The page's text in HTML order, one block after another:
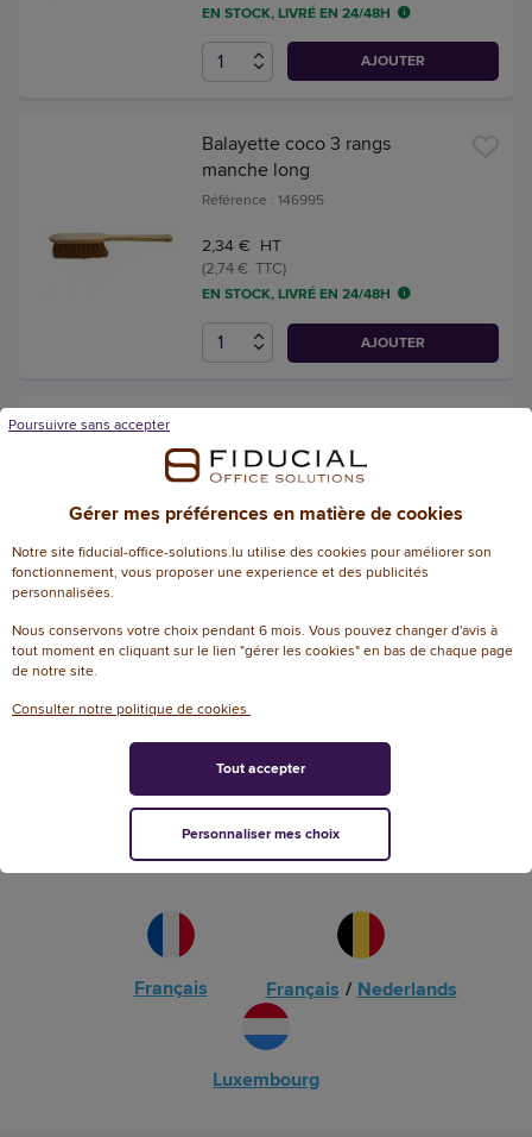
EN STOCK, LIVRÉ EN 24/48H
AJOUTER
Balayette coco 3 rangs
manche long
Référence : 146995
2,34 € HT
(2,74 € TTC)
EN STOCK, LIVRÉ EN 24/48H
AJOUTER
bois
Référence : 147004
34,56 € HT
(40,44 € TTC)
EN STOCK, LIVRÉ EN 24/48H
AJOUTER
Fiducial Office Solutions en Europe
Français Français / Nederlands
Luxembourg
Gérer mes préférences en matière de cookies
Notre site fiducial-office-solutions.lu utilise des cookies pour améliorer son
fonctionnement, vous proposer une experience et des publicités
personnalisées.
Nous conservons votre choix pendant 6 mois. Vous pouvez changer d'avis à
tout moment en cliquant sur le lien "gérer les cookies" en bas de chaque page
de notre site.
Consulter notre politique de cookies
Poursuivre sans accepter
Personnaliser mes choix
Tout accepter